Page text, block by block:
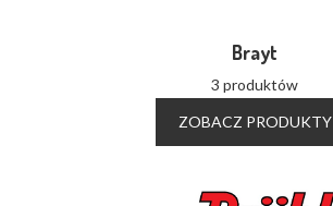
Brayt
3 produktów
ZOBACZ PRODUKTY